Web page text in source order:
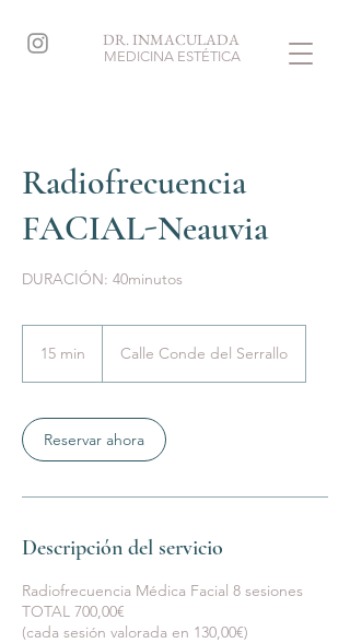
DR. INMACULADA
MEDICINA ESTÉTICA
Radiofrecuencia
FACIAL-Neauvia
DURACIÓN: 40minutos
15 min
m
i
n
Calle Conde del Serrallo
Reservar ahora
Descripción del servicio
Radiofrecuencia Médica Facial 8 sesiones
TOTAL 700,00€
(cada sesión valorada en 130,00€)